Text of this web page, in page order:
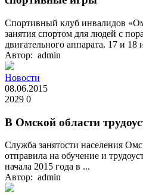
Спортивный клуб инвалидов
занятия спортом для людей с
двигательного аппарата. 17 и
Автор: admin
Новости
08.06.2015
2029 0
В Омской области
Служба занятости населения
отправила на обучение и
начала 2015 года в ...
Автор: admin